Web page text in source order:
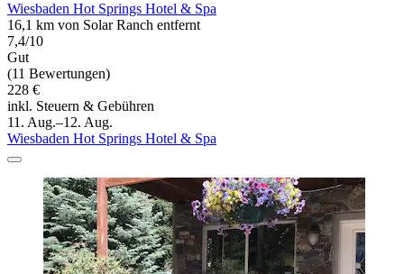
Wiesbaden Hot Springs Hotel & Spa
16,1 km von Solar Ranch entfernt
7,4/10
Gut
(11 Bewertungen)
228 €
inkl. Steuern & Gebühren
11. Aug.–12. Aug.
Wiesbaden Hot Springs Hotel & Spa